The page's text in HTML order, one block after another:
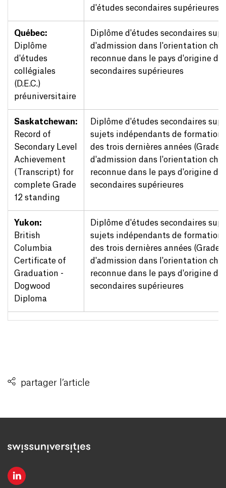
d'études secondaires supérieures
Québec:
Diplôme
d'études
collégiales
(D.E.C.)
préuniversitaire
Diplôme d'études secondaires
d'admission dans l'orientation
reconnue dans le pays d'origine
secondaires supérieures
Saskatchewan:
Record of
Secondary Level
Achievement
(Transcript) for
complete Grade
12 standing
Diplôme d'études secondaires
sujets indépendants de formation
des trois dernières années
d'admission dans l'orientation
reconnue dans le pays d'origine
secondaires supérieures
Yukon:
British
Columbia
Certificate of
Graduation -
Dogwood
Diploma
Diplôme d'études secondaires
sujets indépendants de formation
des trois dernières années
d'admission dans l'orientation
reconnue dans le pays d'origine
secondaires supérieures
partager l’article